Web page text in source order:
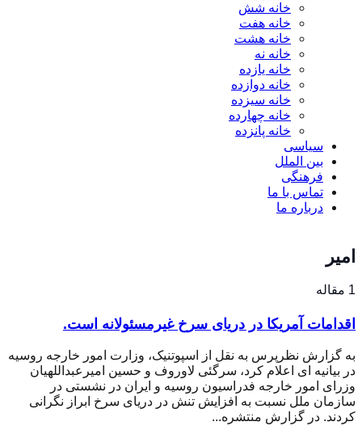
خانه شش
خانه هفت
خانه هشت
خانه نه
خانه یازده
خانه دوازده
خانه سیزده
خانه چهارده
خانه پانزده
سیاسی
بین الملل
فرهنگی
تماس با ما
درباره ما
امیر
1 مقاله
اقدامات آمریکا در دریای سرخ غیرمسئولانه است.
به گزارش نظرپرس به نقل از اسپوتنیک، وزارت امور خارجه روسیه
در بیانیه ای اعلام کرد، سرگئی لاوروف و حسین امیرعبداللهیان
وزرای امور خارجه فدراسیون روسیه و ایران در نشستی در
سازمان ملل نسبت به افزایش تنش در دریای سرخ ابراز نگرانی
کردند. در گزارش منتشره...